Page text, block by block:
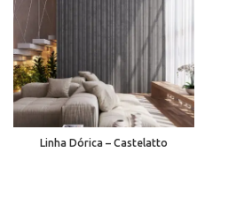
Linha Dórica – Castelatto